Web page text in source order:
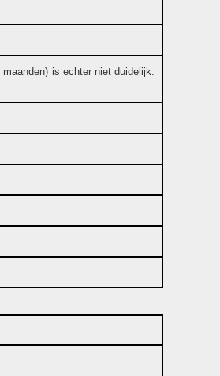
is echter niet duidelijk.